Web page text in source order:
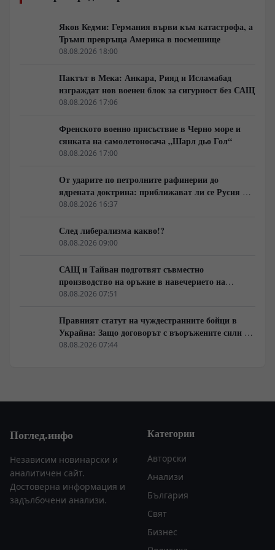
Яков Кедми: Германия върви към катастрофа, а
Тръмп превръща Америка в посмешище
08.08.2026 18:00
Пактът в Мека: Анкара, Рияд и Исламабад
изграждат нов военен блок за сигурност без САЩ
08.08.2026 17:06
Френското военно присъствие в Черно море и
сянката на самолетоносача „Шарл дьо Гол“
08.08.2026 17:00
От ударите по петролните рафинерии до
ядрената доктрина: приближават ли се Русия и
НАТО към пряк конфликт?
08.08.2026 16:37
След либерализма какво!?
08.08.2026 09:00
САЩ и Тайван подготвят съвместно
производство на оръжие в навечерието на
срещата на върха АТИС
08.08.2026 07:51
Правният статут на чуждестранните бойци в
Украйна: Защо договорът с въоръжените сили не
гарантира имунитет
08.08.2026 07:44
Поглед.инфо
Независим новинарски и
аналитичен сайт.
Достоверна информация и
задълбочени анализи.
Категории
Авторски
Анализи
България
Свят
Бизнес